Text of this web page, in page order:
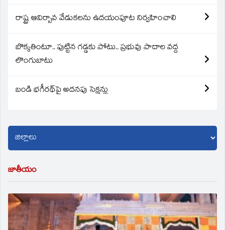
రాష్ట్ర ఆవిర్బావ వేడుకలను ఉదయంపూట నిర్వహించాలి
బొక్కతింటూ.. పుట్టిన గడ్డకు పోటు.. ప్రభువు పాదాల వద్ద
లొంగుబాటు
బండి భగీరథ్‌పై అదనపు సెక్షన్లు
జాతీయం